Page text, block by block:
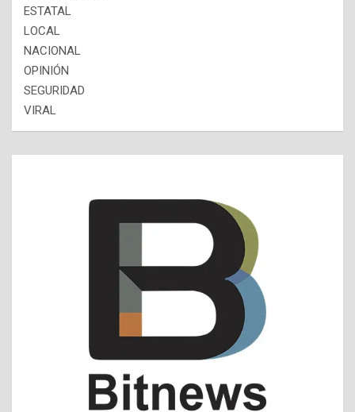
ESTATAL
LOCAL
NACIONAL
OPINIÓN
SEGURIDAD
VIRAL